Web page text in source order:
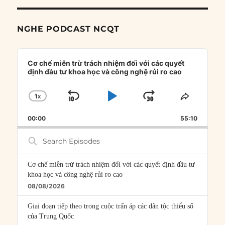
NGHE PODCAST NCQT
Audio
Player
Cơ chế miễn trừ trách nhiệm đối với các quyết
định đầu tư khoa học và công nghệ rủi ro cao
CHANGE
RATE
1X
SKIP
PLAYJUMP
FORWARD
SHARE
00:00 55:10
Search
Episodes
Cơ chế miễn trừ trách nhiệm đối với các quyết định đầu tư
khoa học và công nghệ rủi ro cao
08/08/2026
Giai đoạn tiếp theo trong cuộc trấn áp các dân tộc thiểu số
của Trung Quốc